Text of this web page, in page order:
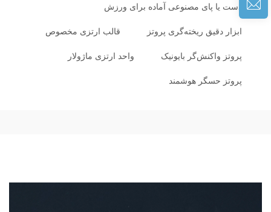
دست یا پای مصنوعی آماده برای ورزش
ابزار دقیق ریخته‌گری پروتز قالب ارتزی مخصوص
پروتز واکنش‌گر بایونیک واحد ارتزی ماژولار
پروتز حسگر هوشمند